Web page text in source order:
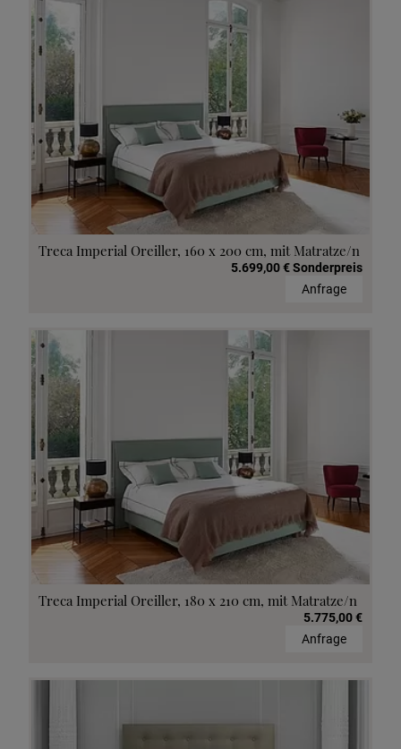
Treca Imperial Oreiller, 160 x 200 cm, mit Matratze/n
5.699,00 € Sonderpreis
Anfrage
Treca Imperial Oreiller, 180 x 210 cm, mit Matratze/n
5.775,00 €
Anfrage